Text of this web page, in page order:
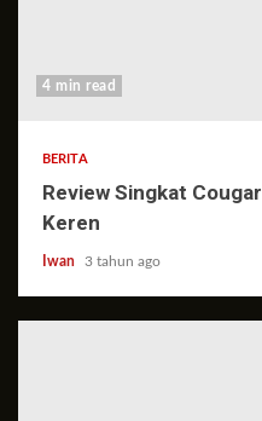
4 min read
BERITA
Review Singkat
Keren
Iwan 3 tahun ago